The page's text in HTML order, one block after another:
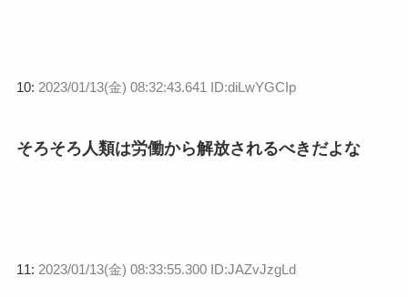
10: 2023/01/13(金) 08:32:43.641 ID:diLwYGCIp
そろそろ人類は労働から解放されるべきだよな
11: 2023/01/13(金) 08:33:55.300 ID:JAZvJzgLd